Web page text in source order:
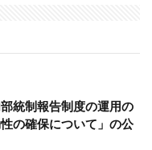
部統制報告制度の運用の
の確保について」の公